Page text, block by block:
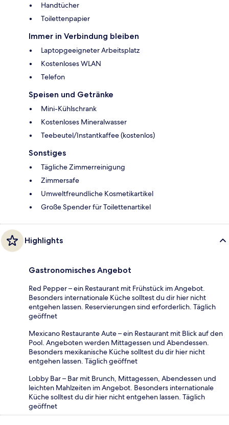
Handtücher
Toilettenpapier
Immer in Verbindung bleiben
Laptopgeeigneter Arbeitsplatz
Kostenloses WLAN
Telefon
Speisen und Getränke
Mini-Kühlschrank
Kostenloses Mineralwasser
Teebeutel/Instantkaffee (kostenlos)
Sonstiges
Tägliche Zimmerreinigung
Zimmersafe
Umweltfreundliche Kosmetikartikel
Große Spender für Toilettenartikel
Highlights
Gastronomisches Angebot
Red Pepper – ein Restaurant mit Frühstück im Angebot.
Besonders internationale Küche solltest du dir hier nicht
entgehen lassen. Reservierungen sind erforderlich. Täglich
geöffnet
Mexicano Restaurante Aute – ein Restaurant mit Blick auf den
Pool. Angeboten werden Mittagessen und Abendessen.
Besonders mexikanische Küche solltest du dir hier nicht
entgehen lassen. Täglich geöffnet
Lobby Bar – Bar mit Brunch, Mittagessen, Abendessen und
leichten Mahlzeiten im Angebot. Besonders internationale
Küche solltest du dir hier nicht entgehen lassen. Täglich
geöffnet